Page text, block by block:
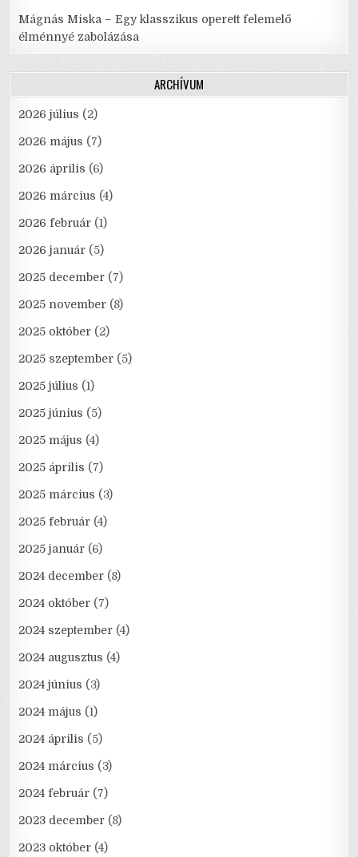
Mágnás Miska – Egy klasszikus operett felemelő
élménnyé zabolázása
ARCHÍVUM
2026 július (2)
2026 május (7)
2026 április (6)
2026 március (4)
2026 február (1)
2026 január (5)
2025 december (7)
2025 november (8)
2025 október (2)
2025 szeptember (5)
2025 július (1)
2025 június (5)
2025 május (4)
2025 április (7)
2025 március (3)
2025 február (4)
2025 január (6)
2024 december (8)
2024 október (7)
2024 szeptember (4)
2024 augusztus (4)
2024 június (3)
2024 május (1)
2024 április (5)
2024 március (3)
2024 február (7)
2023 december (8)
2023 október (4)